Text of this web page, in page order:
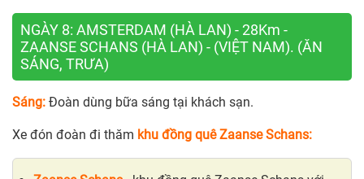
NGÀY 8: AMSTERDAM (HÀ LAN) - 28Km -
ZAANSE SCHANS (HÀ LAN) - (VIỆT NAM). (ĂN
SÁNG, TRƯA)
Sáng: Đoàn dùng bữa sáng tại khách sạn.
Xe đón đoàn đi thăm khu đồng quê Zaanse Schans: